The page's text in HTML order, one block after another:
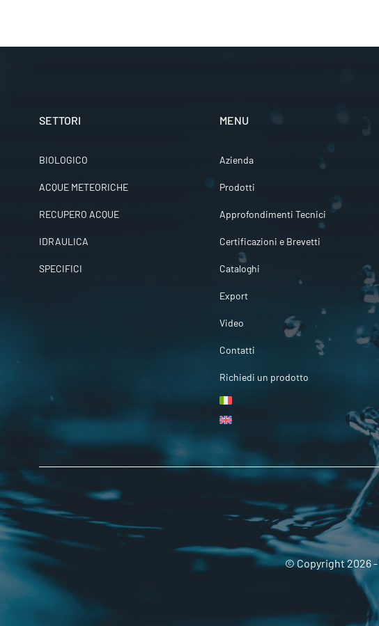
SETTORI
BIOLOGICO
ACQUE METEORICHE
RECUPERO ACQUE
IDRAULICA
SPECIFICI
MENU
Azienda
Prodotti
Approfondimenti Tecnici
Certificazioni e Brevetti
Cataloghi
Export
Video
Contatti
Richiedi un prodotto
© Copyright 2026 -